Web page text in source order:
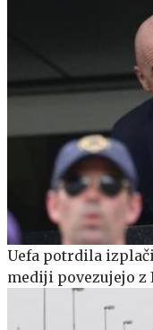
Uefa potrdila
mediji povezujejo